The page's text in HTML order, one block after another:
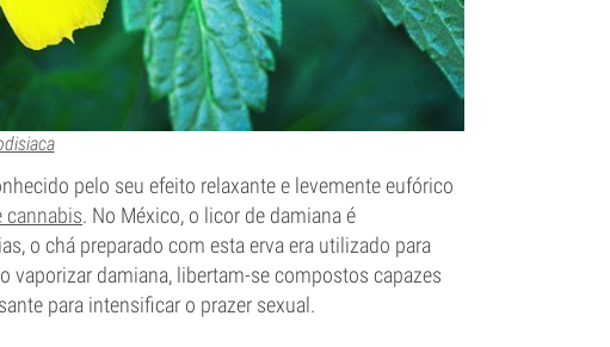
pelo seu efeito relaxante e levemente eufórico
cannabis. No México, o licor de damiana é
o chá preparado com esta erva era utilizado para
vaporizar damiana, libertam-se compostos capazes
para intensificar o prazer sexual.